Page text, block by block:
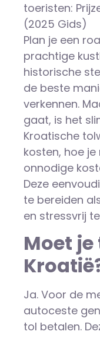
toeristen:
(2025 Gids)
Plan je een
prachtige
historische
de beste
verkennen.
gaat, is het
Kroatische
kosten, hoe
onnodige
Deze
te bereiden
en stressvrij
Moet
Ja. Voor de
autoceste
tol betalen.